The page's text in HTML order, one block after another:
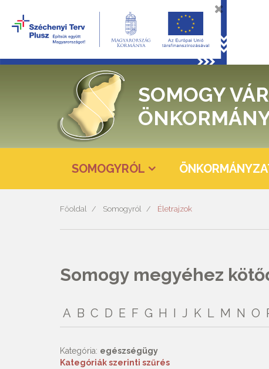
SOMOGY
SOMOGYRÓL
Főoldal Somogyról Életrajzok
Somogy megyéhez
A B C D E F G H I J K L M N O
Kategória: egészségügy
Kategóriák szerinti szűrés